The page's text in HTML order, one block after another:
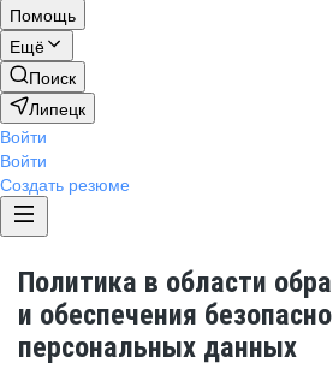
Помощь
Ещё
Поиск
Липецк
Войти
Войти
Создать резюме
Политика в области
и обеспечения
персональных данных